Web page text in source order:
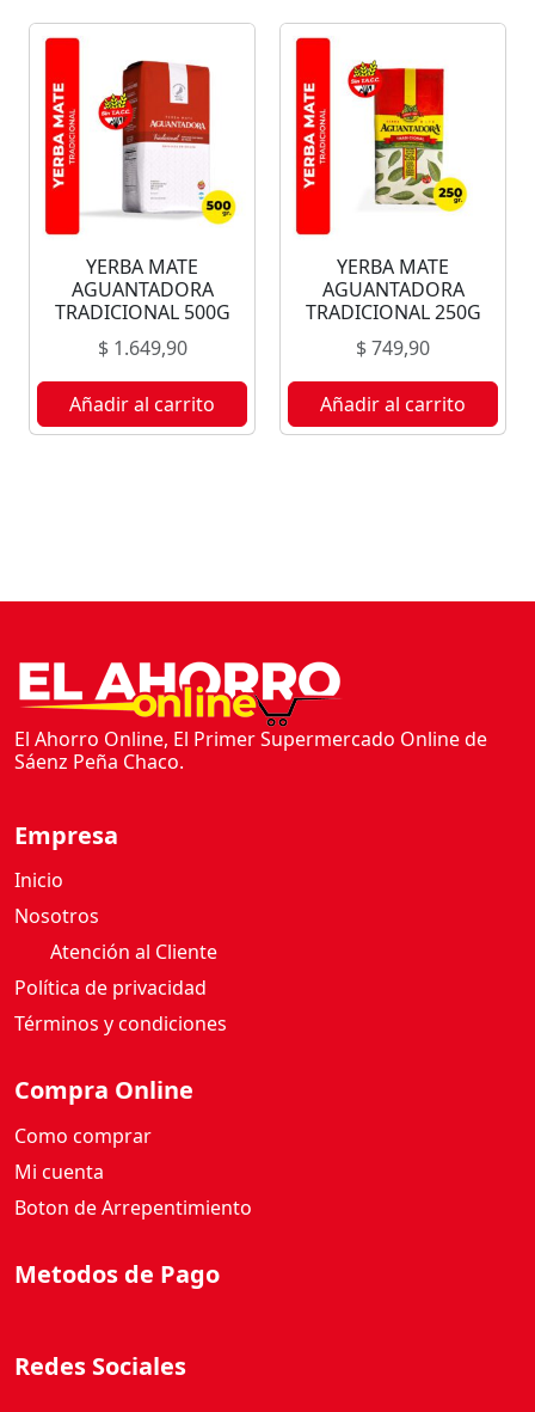
YERBA MATE
AGUANTADORA
TRADICIONAL 500G
$1.649,90
Añadir al carrito
YERBA MATE
AGUANTADORA
TRADICIONAL 250G
$749,90
Añadir al carrito
El Ahorro Online, El Primer Supermercado Online de
Sáenz Peña Chaco.
Inicio
Nosotros
Atención al Cliente
Política de privacidad
Términos y condiciones
Como comprar
Mi cuenta
Boton de Arrepentimiento